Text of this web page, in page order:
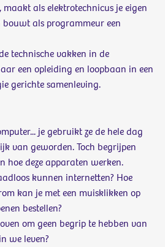
als elektrotechnicus je eigen
bouwt als programmeur een
technische vakken in de
een opleiding en loopbaan in een
gerichte samenleving.
je gebruikt ze de hele dag
van geworden. Toch begrijpen
hoe deze apparaten werken.
kunnen internetten? Hoe
kan je met een muisklikken op
bestellen?
om geen begrip te hebben van
we leven?